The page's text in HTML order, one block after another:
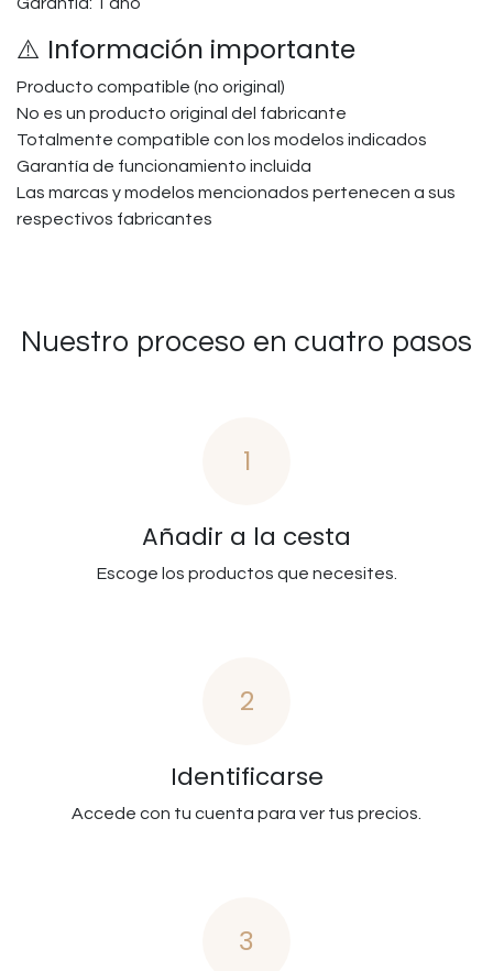
⚠️ Información importante
Producto compatible (no original)
No es un producto original del fabricante
Totalmente compatible con los modelos indicados
Garantía de funcionamiento incluida
Las marcas y modelos mencionados pertenecen a sus
respectivos fabricantes
Nuestro proceso en cuatro pasos
1
Añadir a la cesta
Escoge los productos que necesites.
2
Identificarse
Accede con tu cuenta para ver tus precios.
3